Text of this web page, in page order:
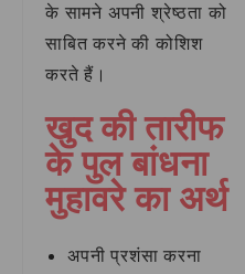
के सामने अपनी श्रेष्ठता को
साबित करने की कोशिश
करते हैं।
खुद की तारीफ
के पुल बांधना
मुहावरे का अर्थ
अपनी प्रशंसा करना